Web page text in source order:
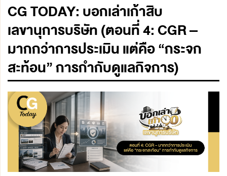
CG TODAY: บอกเล่าเก้าสิบ
เลขานุการบริษัท (ตอนที่ 4: CGR –
มากกว่าการประเมิน แต่คือ “กระจก
สะท้อน” การกำกับดูแลกิจการ)